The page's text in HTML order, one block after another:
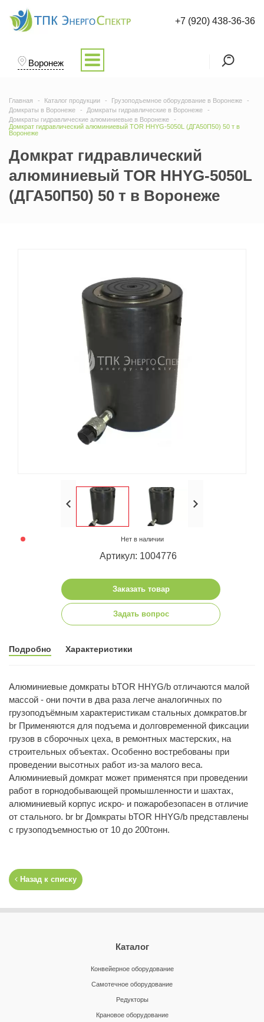
Воронеж
+7 (920) 438-36-36
Главная Каталог продукции
Грузоподъемное оборудование в Воронеже
Домкраты в Воронеже
Домкраты гидравлические в Воронеже
Домкраты гидравлические алюминиевые в Воронеже
Домкрат гидравлический алюминиевый TOR HHYG-5050L (ДГА50П50) 50 т в
Воронеже
Домкрат гидравлический
алюминиевый TOR HHYG-5050L
(ДГА50П50) 50 т в Воронеже
Нет в наличии
Артикул: 1004776
Заказать товар
Задать вопрос
Подробно Характеристики
Алюминиевые домкраты bTOR HHYG/b отличаются малой
массой - они почти в два раза легче аналогичных по
грузоподъёмным характеристикам стальных домкратов.br
br Применяются для подъема и долговременной фиксации
грузов в сборочных цеха, в ремонтных мастерских, на
строительных объектах. Особенно востребованы при
проведении высотных работ из-за малого веса.
Алюминиевый домкрат может применятся при проведении
работ в горнодобывающей промышленности и шахтах,
алюминиевый корпус искро- и пожаробезопасен в отличие
от стального. br br Домкраты bTOR HHYG/b представлены
с грузоподъемностью от 10 до 200тонн.
Назад к списку
Каталог
Конвейерное оборудование
Самотечное оборудование
Редукторы
Крановое оборудование